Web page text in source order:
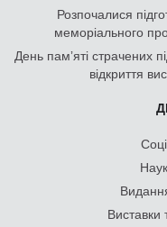
Розпочалися
меморіального
День памʼяті страчених
відкриття
Виставки